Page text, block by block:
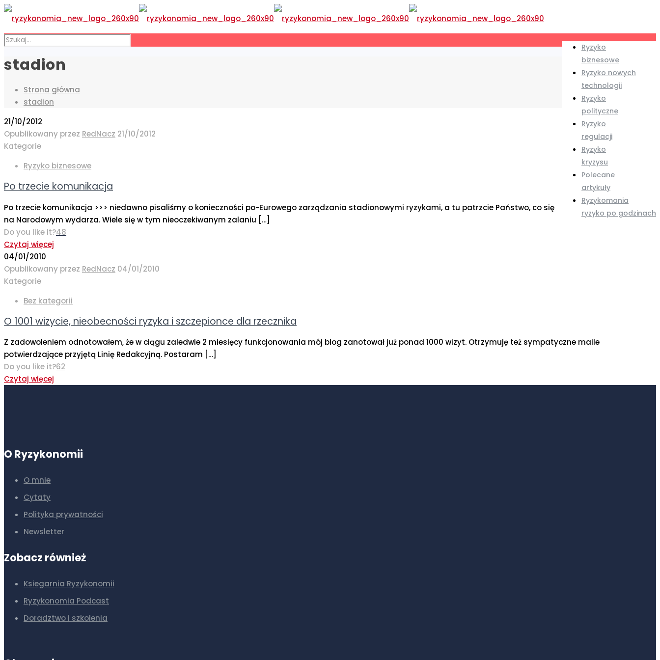
Ryzyko
biznesowe
Ryzyko nowych
technologii
Ryzyko
polityczne
Ryzyko
regulacji
Ryzyko
kryzysu
Polecane
artykuły
Ryzykomania
ryzyko po godzinach
stadion
Strona główna
stadion
21/10/2012
Opublikowany przez RedNacz 21/10/2012
Kategorie
Ryzyko biznesowe
Po trzecie komunikacja
Po trzecie komunikacja >>> niedawno pisaliśmy o konieczności po-Eurowego zarządzania stadionowymi ryzykami, a tu patrzcie Państwo, co się
na Narodowym wydarza. Wiele się w tym nieoczekiwanym zalaniu […]
Do you like it?48
Czytaj więcej
04/01/2010
Opublikowany przez RedNacz 04/01/2010
Kategorie
Bez kategorii
O 1001 wizycie, nieobecności ryzyka i szczepionce dla rzecznika
Z zadowoleniem odnotowałem, że w ciągu zaledwie 2 miesięcy funkcjonowania mój blog zanotował już ponad 1000 wizyt. Otrzymuję też sympatyczne maile
potwierdzające przyjętą Linię Redakcyjną. Postaram […]
Do you like it?62
Czytaj więcej
O Ryzykonomii
O mnie
Cytaty
Polityka prywatności
Newsletter
Zobacz również
Ksiegarnia Ryzykonomii
Ryzykonomia Podcast
Doradztwo i szkolenia